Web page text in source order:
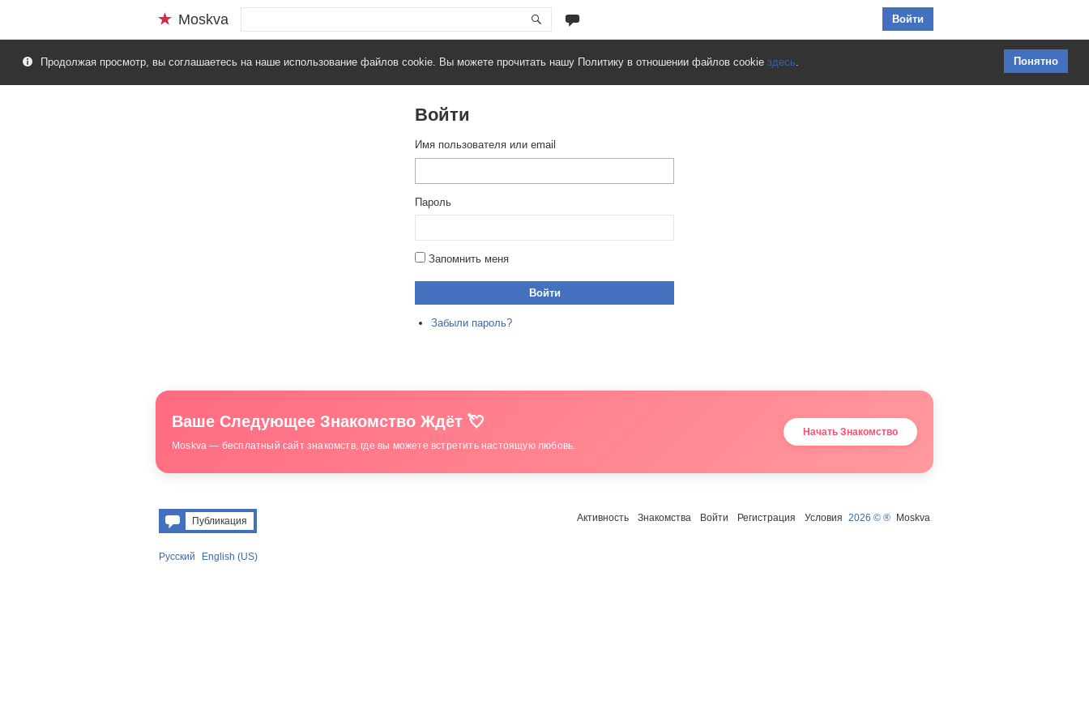
Moskva
Перейти к содержимому
Войти
Понятно
Продолжая просмотр, вы соглашаетесь на наше использование файлов cookie. Вы можете прочитать нашу Политику в отношении файлов cookie здесь.
Войти
Имя пользователя или email
Пароль
Запомнить меня
Войти
Забыли пароль?
Ваше Следующее Знакомство Ждёт 💘
Moskva — бесплатный сайт знакомств, где вы можете встретить настоящую любовь.
Начать Знакомство
Активность Знакомства Войти Регистрация Условия 2026 © ® Moskva
Публикация
Русский English (US)